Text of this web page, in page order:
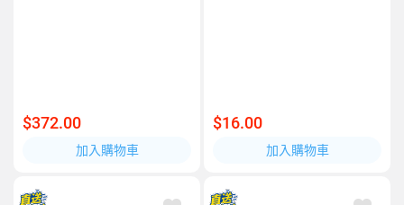
$372.00
加入購物車
$16.00
加入購物車